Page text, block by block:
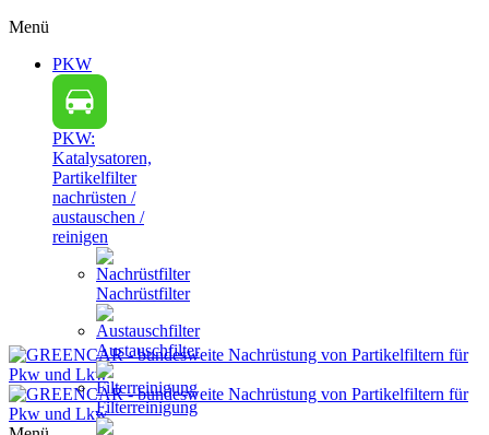
Menü
PKW
PKW:
Katalysatoren,
Partikelfilter
nachrüsten /
austauschen /
reinigen
Nachrüstfilter
Austauschfilter
Filterreinigung